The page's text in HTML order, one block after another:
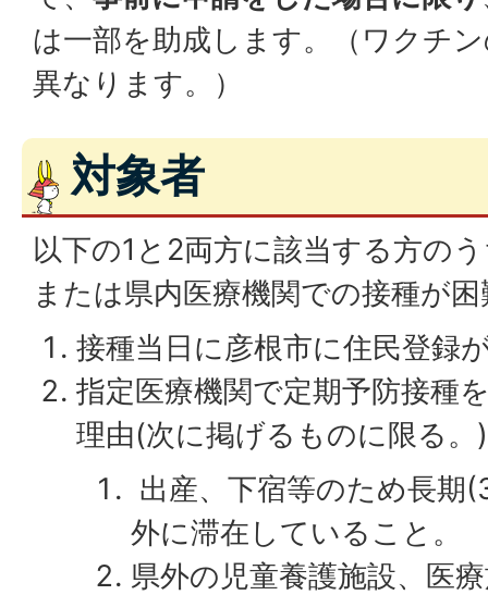
は一部を助成します。（ワクチ
異なります。）
対象者
以下の1と2両方に該当する方の
または県内医療機関での接種が
接種当日に彦根市に住民登録
指定医療機関で定期予防接種
理由(次に掲げるものに限る
出産、下宿等のため長期
外に滞在していること。
県外の児童養護施設、医